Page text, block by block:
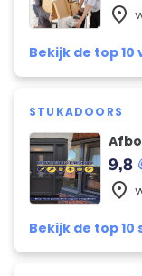
Bekijk de top
place
STUKADOORS
9,8
Bekijk de top
place